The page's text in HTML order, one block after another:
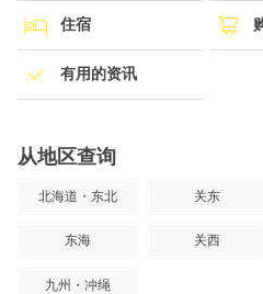
住宿
有用的资讯
从地区查询
北海道・东北 关东
东海 关西
九州・冲绳